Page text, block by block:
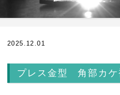
2025.12.01
プレス金型 角部カケ